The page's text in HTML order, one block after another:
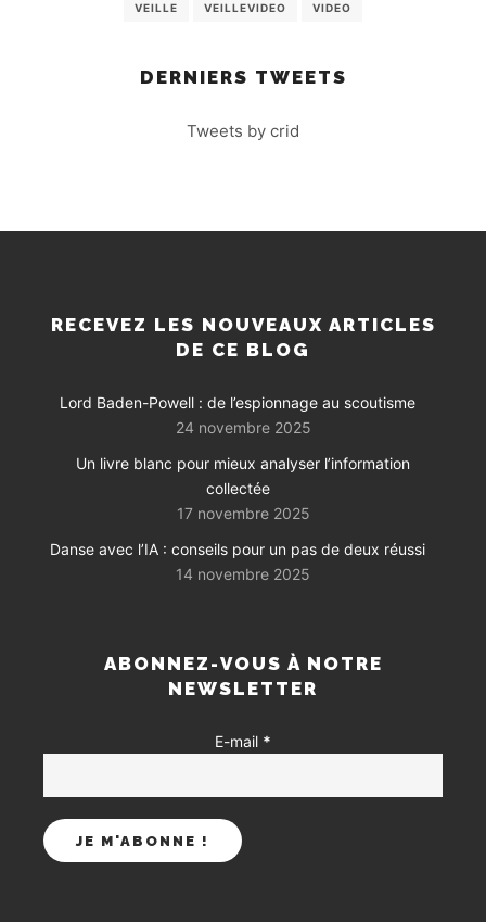
VEILLE VEILLEVIDEO VIDEO
DERNIERS TWEETS
Tweets by crid
RECEVEZ LES NOUVEAUX ARTICLES
DE CE BLOG
Lord Baden-Powell : de l’espionnage au scoutisme
24 novembre 2025
Un livre blanc pour mieux analyser l’information
collectée
17 novembre 2025
Danse avec l’IA : conseils pour un pas de deux réussi
14 novembre 2025
ABONNEZ-VOUS À NOTRE
NEWSLETTER
E-mail *